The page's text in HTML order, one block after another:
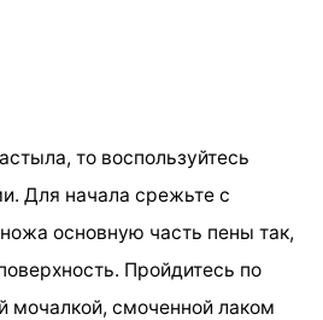
то воспользуйтесь
Для начала срежьте с
основную часть пены так,
Пройдитесь по
мочалкой, смоченной лаком